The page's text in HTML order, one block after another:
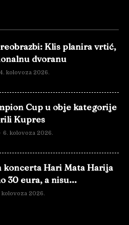
Klis planira vrtić,
dvoranu
4. kolovoza 2026.
Cup u obje kategorije
Kupres
6. kolovoza 2026.
koncerta Hari Mata Harija
30 eura, a nisu...
kolovoza 2026.